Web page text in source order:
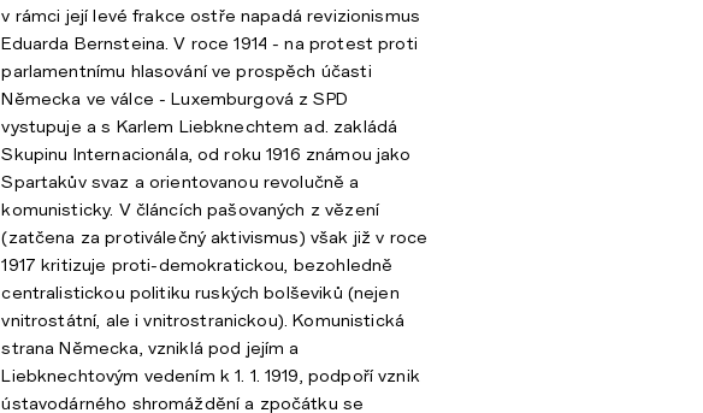
v rámci její levé frakce ostře napadá revizionismus
Eduarda Bernsteina. V roce 1914 - na protest proti
parlamentnímu hlasování ve prospěch účasti
Německa ve válce - Luxemburgová z SPD
vystupuje a s Karlem Liebknechtem ad. zakládá
Skupinu Internacionála, od roku 1916 známou jako
Spartakův svaz a orientovanou revolučně a
komunisticky. V článcích pašovaných z vězení
(zatčena za protiválečný aktivismus) však již v roce
1917 kritizuje proti-demokratickou, bezohledně
centralistickou politiku ruských bolševiků (nejen
vnitrostátní, ale i vnitrostranickou). Komunistická
strana Německa, vzniklá pod jejím a
Liebknechtovým vedením k 1. 1. 1919, podpoří vznik
ústavodárného shromáždění a zpočátku se